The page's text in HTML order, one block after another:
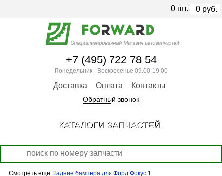
Смотреть еще: Задние бампера для Форд Фокус 1
+7 (495) 722 78 54
Понедельник - Воскресенье 09.00-19.00
Доставка Оплата Контакты
Обратный звонок
0 шт. 0 руб.
КАТАЛОГИ ЗАПЧАСТЕЙ